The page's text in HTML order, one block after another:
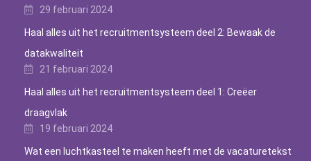
29 februari 2024
Haal alles uit het recruitmentsysteem deel 2: Bewaak de
datakwaliteit
21 februari 2024
Haal alles uit het recruitmentsysteem deel 1: Creëer
draagvlak
19 februari 2024
Wat een luchtkasteel te maken heeft met de vacaturetekst